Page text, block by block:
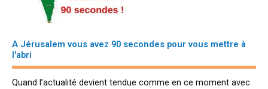
A Jérusalem vous avez 90 secondes pour vous mettre à
l'abri
Quand l’actualité devient tendue comme en ce moment avec